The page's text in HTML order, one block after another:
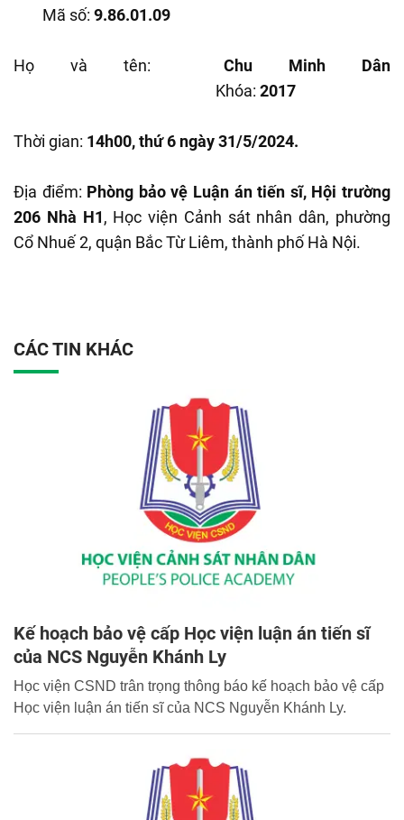
Mã số: 9.86.01.09
Họ và tên:
Chu Minh Dân
Khóa: 2017
Thời gian: 14h00, thứ 6 ngày 31/5/2024.
Địa điểm: Phòng bảo vệ Luận án tiến sĩ, Hội trường
206 Nhà H1, Học viện Cảnh sát nhân dân, phường
Cổ Nhuế 2, quận Bắc Từ Liêm, thành phố Hà Nội.
CÁC TIN KHÁC
Kế hoạch bảo vệ cấp Học viện luận án tiến sĩ
của NCS Nguyễn Khánh Ly
Học viện CSND trân trọng thông báo kế hoạch bảo vệ cấp
Học viện luận án tiến sĩ của NCS Nguyễn Khánh Ly.